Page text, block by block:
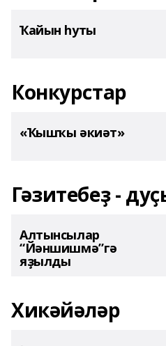
Ҡайын һуты
Конкурстар
«Ҡышҡы әкиәт»
Гәзитебеҙ -
Алтынсылар
“Йәншишмә”гә
яҙылды
Хикәйәләр